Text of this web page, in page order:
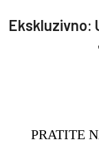
Ekskluzivno:
PRATITE